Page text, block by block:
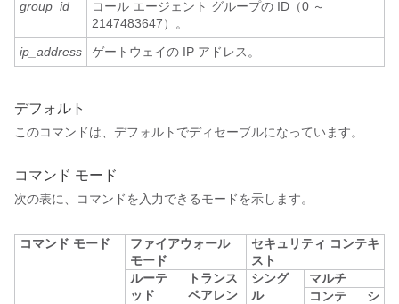
group_id
コール エージェント グループの ID（0 ～
2147483647）。
ip_address
ゲートウェイの IP アドレス。
デフォルト
このコマンドは、デフォルトでディセーブルになっています。
コマンド モード
次の表に、コマンドを入力できるモードを示します。
コマンド モード
ファイアウォール
モード
セキュリティ コンテキ
スト
ルーテ
ッド
トランス
ペアレン
シング
ル
マルチ
コンテ
シ